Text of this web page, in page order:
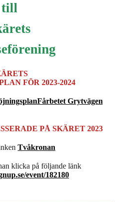
till
FÖR 2023-2024
Fårbetet Grytvägen
PÅ SKÄRET 2023
Tvåkronan
klicka på följande länk
event/182180